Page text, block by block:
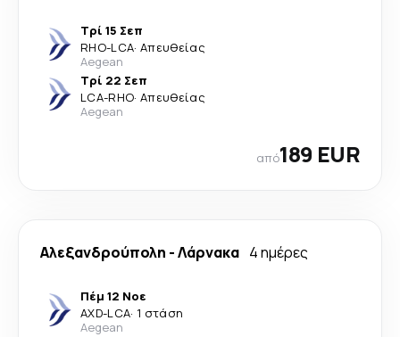
Τρί 15 Σεπ
RHO-LCA· Απευθείας
Aegean
Τρί 22 Σεπ
LCA-RHO· Απευθείας
Aegean
από189 EUR
Αλεξανδρούπολη -Λάρνακα 4 ημέρες
Πέμ 12 Νοε
AXD-LCA· 1 στάση
Aegean